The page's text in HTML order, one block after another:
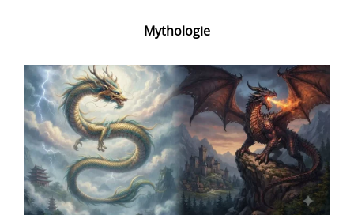
Mythologie